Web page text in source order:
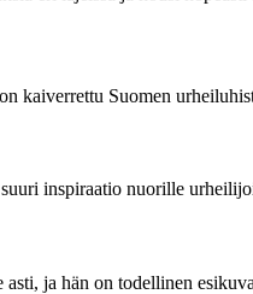
kaiverrettu Suomen
inspiraatio nuorille
asti, ja hän on todellinen